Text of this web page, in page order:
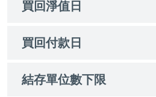
買回淨值日
買回付款日
結存單位數下限